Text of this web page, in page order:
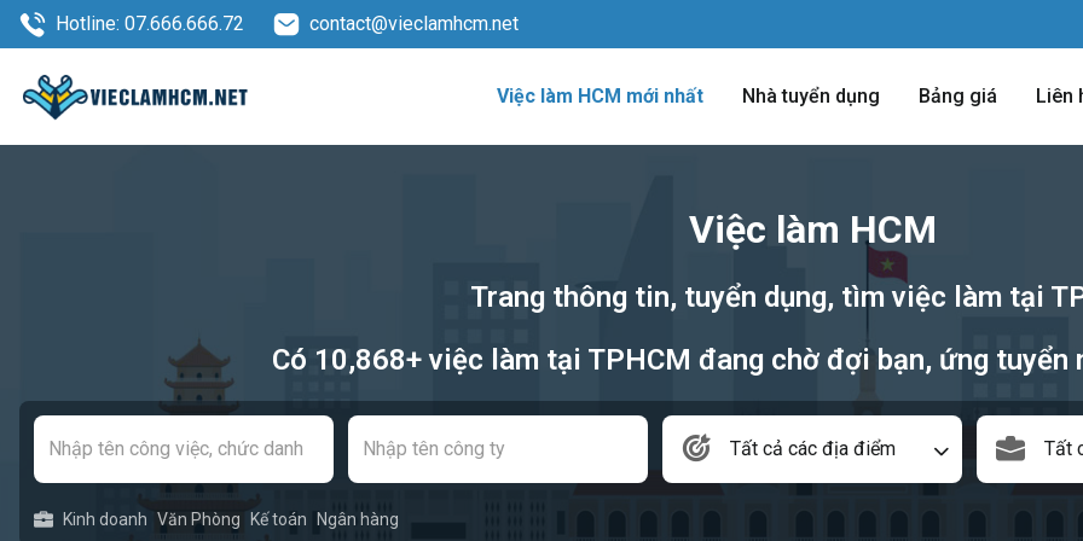
Hotline: 07.666.666.72 contact@vieclamhcm.net
Việc làm HCM mới nhất Nhà tuyển dụng Bảng giá Liên
Việc làm HCM
Trang thông tin, tuyển dụng, tìm việc làm tại
Có 10,868+ việc làm tại TPHCM đang chờ đợi bạn, ứng
Tất cả các địa điểm Tất
Kinh doanh Văn Phòng Kế toán Ngân hàng